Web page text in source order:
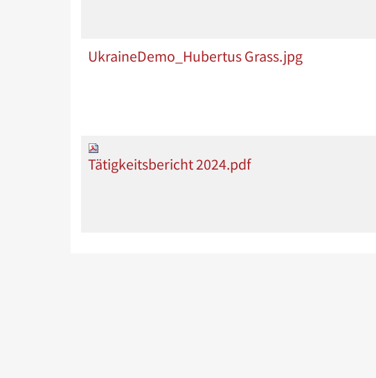
UkraineDemo_Hubertus Grass.jpg
Tätigkeitsbericht 2024.pdf